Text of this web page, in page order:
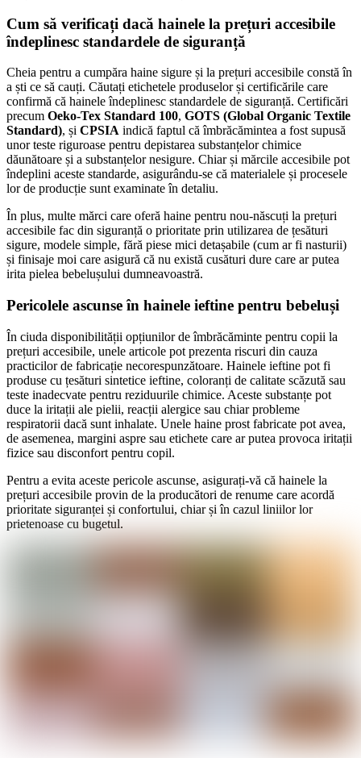
Cum să verificați dacă hainele la prețuri accesibile
îndeplinesc standardele de siguranță
Cheia pentru a cumpăra haine sigure și la prețuri accesibile constă în
a ști ce să cauți. Căutați etichetele produselor și certificările care
confirmă că hainele îndeplinesc standardele de siguranță. Certificări
precum Oeko-Tex Standard 100, GOTS (Global Organic Textile
Standard), și CPSIA indică faptul că îmbrăcămintea a fost supusă
unor teste riguroase pentru depistarea substanțelor chimice
dăunătoare și a substanțelor nesigure. Chiar și mărcile accesibile pot
îndeplini aceste standarde, asigurându-se că materialele și procesele
lor de producție sunt examinate în detaliu.
În plus, multe mărci care oferă haine pentru nou-născuți la prețuri
accesibile fac din siguranță o prioritate prin utilizarea de țesături
sigure, modele simple, fără piese mici detașabile (cum ar fi nasturii)
și finisaje moi care asigură că nu există cusături dure care ar putea
irita pielea bebelușului dumneavoastră.
Pericolele ascunse în hainele ieftine pentru bebeluși
În ciuda disponibilității opțiunilor de îmbrăcăminte pentru copii la
prețuri accesibile, unele articole pot prezenta riscuri din cauza
practicilor de fabricație necorespunzătoare. Hainele ieftine pot fi
produse cu țesături sintetice ieftine, coloranți de calitate scăzută sau
teste inadecvate pentru reziduurile chimice. Aceste substanțe pot
duce la iritații ale pielii, reacții alergice sau chiar probleme
respiratorii dacă sunt inhalate. Unele haine prost fabricate pot avea,
de asemenea, margini aspre sau etichete care ar putea provoca iritații
fizice sau disconfort pentru copil.
Pentru a evita aceste pericole ascunse, asigurați-vă că hainele la
prețuri accesibile provin de la producători de renume care acordă
prioritate siguranței și confortului, chiar și în cazul liniilor lor
prietenoase cu bugetul.